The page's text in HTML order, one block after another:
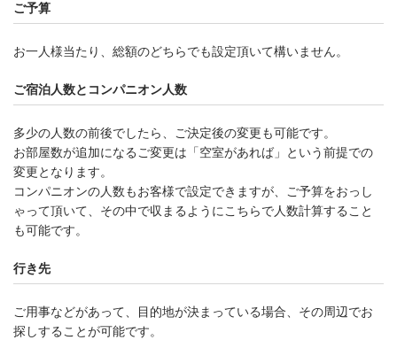
ご予算
お一人様当たり、総額のどちらでも設定頂いて構いません。
ご宿泊人数とコンパニオン人数
多少の人数の前後でしたら、ご決定後の変更も可能です。
お部屋数が追加になるご変更は「空室があれば」という前提での
変更となります。
コンパニオンの人数もお客様で設定できますが、ご予算をおっし
ゃって頂いて、その中で収まるようにこちらで人数計算すること
も可能です。
行き先
ご用事などがあって、目的地が決まっている場合、その周辺でお
探しすることが可能です。